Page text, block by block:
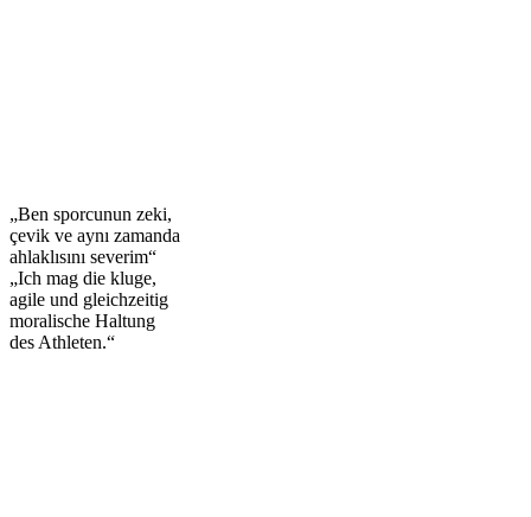
„Ben sporcunun zeki,
çevik ve aynı zamanda
ahlaklısını severim“
„Ich mag die kluge,
agile und gleichzeitig
moralische Haltung
des Athleten.“